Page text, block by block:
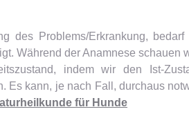
des Problems/Erkrankung,
Während der Anamnese schauen
indem wir den Ist-
Es kann, je nach Fall, durchaus
für Hunde